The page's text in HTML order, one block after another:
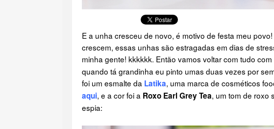
E a unha cresceu de novo, é motivo de festa meu
crescem, essas unhas são estragadas em dias de
minha gente! kkkkkk. Então vamos voltar com tudo com
quando tá grandinha eu pinto umas duas vezes por
foi um esmalte da Latika, uma marca de cosméticos
aqui, e a cor foi a Roxo Earl Grey Tea, um tom de roxo
espia: